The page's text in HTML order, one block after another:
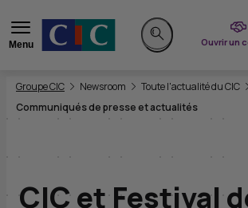
Menu
Rechercher sur le site
Ouvrir un
Vous êtes ici:
Groupe CIC Newsroom
Toute l'actualité du CIC
Communiqués de presse et actualités
CIC et Festival